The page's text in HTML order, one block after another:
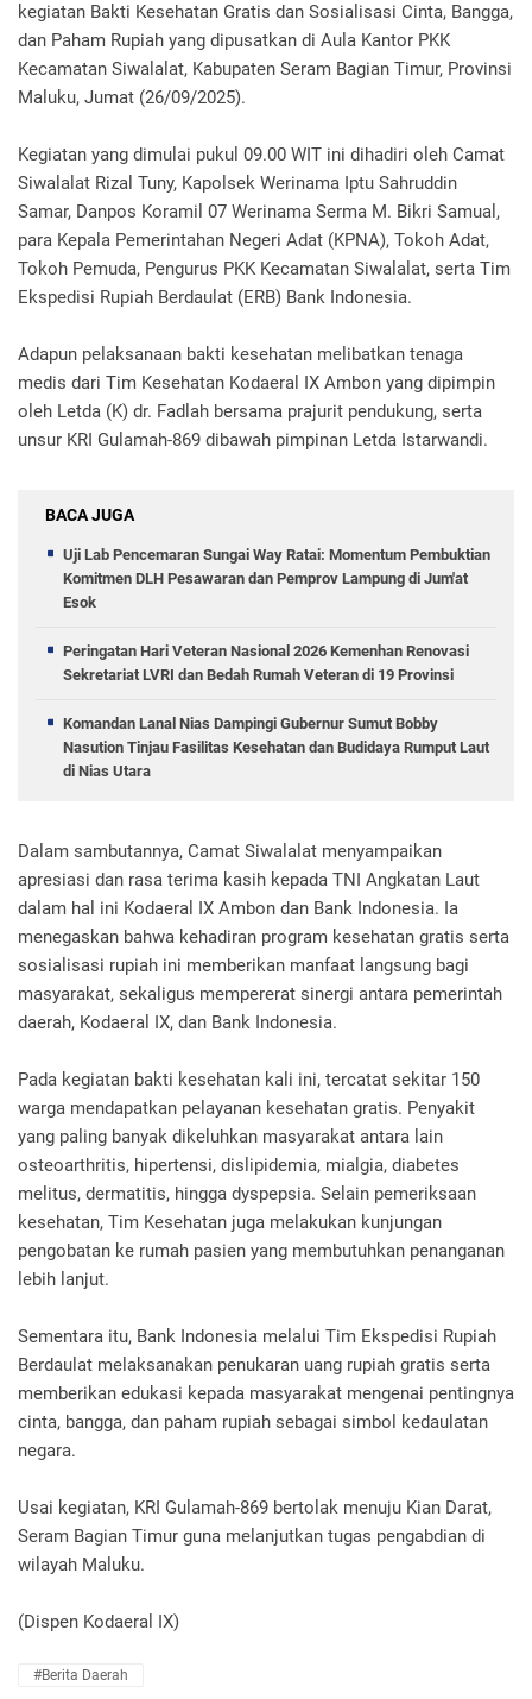
kegiatan Bakti Kesehatan Gratis dan Sosialisasi Cinta, Bangga,
dan Paham Rupiah yang dipusatkan di Aula Kantor PKK
Kecamatan Siwalalat, Kabupaten Seram Bagian Timur, Provinsi
Maluku, Jumat (26/09/2025).
Kegiatan yang dimulai pukul 09.00 WIT ini dihadiri oleh Camat
Siwalalat Rizal Tuny, Kapolsek Werinama Iptu Sahruddin
Samar, Danpos Koramil 07 Werinama Serma M. Bikri Samual,
para Kepala Pemerintahan Negeri Adat (KPNA), Tokoh Adat,
Tokoh Pemuda, Pengurus PKK Kecamatan Siwalalat, serta Tim
Ekspedisi Rupiah Berdaulat (ERB) Bank Indonesia.
Adapun pelaksanaan bakti kesehatan melibatkan tenaga
medis dari Tim Kesehatan Kodaeral IX Ambon yang dipimpin
oleh Letda (K) dr. Fadlah bersama prajurit pendukung, serta
unsur KRI Gulamah-869 dibawah pimpinan Letda Istarwandi.
BACA JUGA
Uji Lab Pencemaran Sungai Way Ratai: Momentum Pembuktian
Komitmen DLH Pesawaran dan Pemprov Lampung di Jum'at
Esok
Peringatan Hari Veteran Nasional 2026 Kemenhan Renovasi
Sekretariat LVRI dan Bedah Rumah Veteran di 19 Provinsi
Komandan Lanal Nias Dampingi Gubernur Sumut Bobby
Nasution Tinjau Fasilitas Kesehatan dan Budidaya Rumput Laut
di Nias Utara
Dalam sambutannya, Camat Siwalalat menyampaikan
apresiasi dan rasa terima kasih kepada TNI Angkatan Laut
dalam hal ini Kodaeral IX Ambon dan Bank Indonesia. Ia
menegaskan bahwa kehadiran program kesehatan gratis serta
sosialisasi rupiah ini memberikan manfaat langsung bagi
masyarakat, sekaligus mempererat sinergi antara pemerintah
daerah, Kodaeral IX, dan Bank Indonesia.
Pada kegiatan bakti kesehatan kali ini, tercatat sekitar 150
warga mendapatkan pelayanan kesehatan gratis. Penyakit
yang paling banyak dikeluhkan masyarakat antara lain
osteoarthritis, hipertensi, dislipidemia, mialgia, diabetes
melitus, dermatitis, hingga dyspepsia. Selain pemeriksaan
kesehatan, Tim Kesehatan juga melakukan kunjungan
pengobatan ke rumah pasien yang membutuhkan penanganan
lebih lanjut.
Sementara itu, Bank Indonesia melalui Tim Ekspedisi Rupiah
Berdaulat melaksanakan penukaran uang rupiah gratis serta
memberikan edukasi kepada masyarakat mengenai pentingnya
cinta, bangga, dan paham rupiah sebagai simbol kedaulatan
negara.
Usai kegiatan, KRI Gulamah-869 bertolak menuju Kian Darat,
Seram Bagian Timur guna melanjutkan tugas pengabdian di
wilayah Maluku.
(Dispen Kodaeral IX)
#Berita Daerah